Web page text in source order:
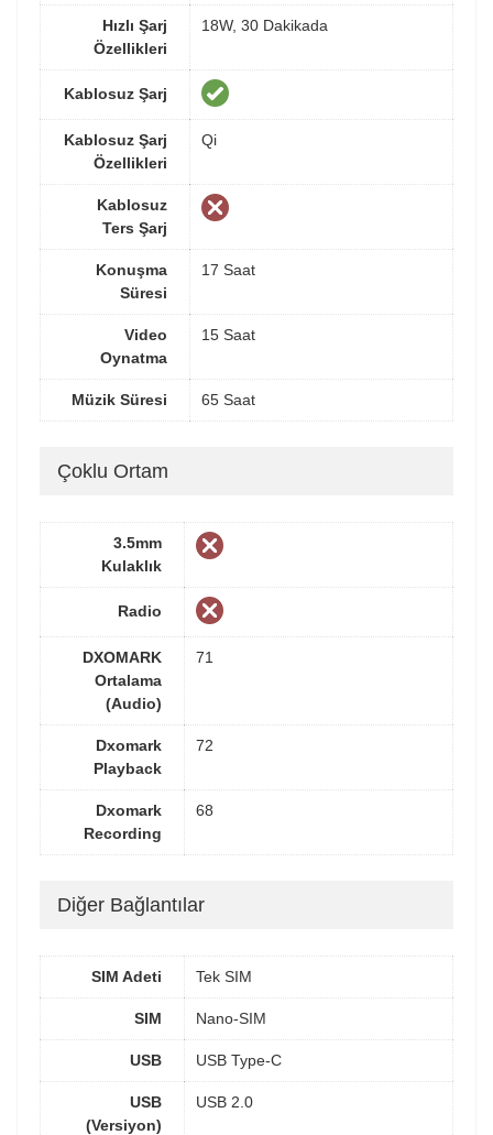
Hızlı Şarj
Özellikleri
18W, 30 Dakikada
Kablosuz Şarj
Kablosuz Şarj
Özellikleri
Qi
Kablosuz
Ters Şarj
Konuşma
Süresi
17 Saat
Video
Oynatma
15 Saat
Müzik Süresi 65 Saat
Çoklu Ortam
3.5mm
Kulaklık
Radio
DXOMARK
Ortalama
(Audio)
71
Dxomark
Playback
72
Dxomark
Recording
68
Diğer Bağlantılar
SIM Adeti Tek SIM
SIM Nano-SIM
USB USB Type-C
USB
(Versiyon)
USB 2.0